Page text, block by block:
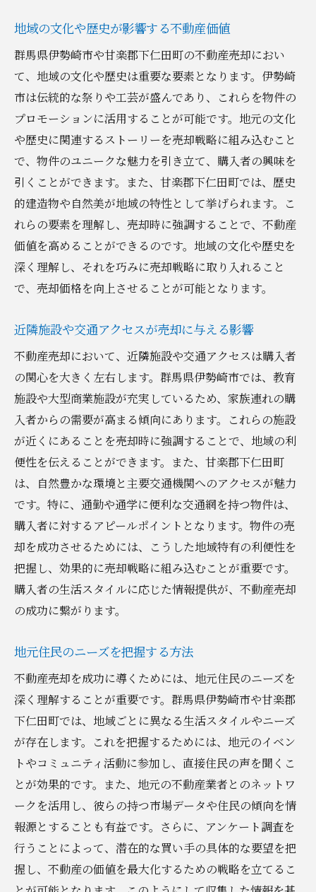
地域特有の魅力を伝える売却活動
不動産売却成功者の体験談
甘楽郡下仁田町での最高条件での不動産売却を
実現する方法
地元特性を最大限に生かした売却テクニッ
ク
購入者に響く不動産魅力の伝え方
不動産価値を向上させるリフォームのアイ
デア
売却条件を有利にする価格設定
購入者の注目を集める広告戦略
地元業者との協力で売却を成功させる
影響
信頼できる不動産会社の選び方
地元業者との連携がもたらすメリット
プロフェッショナルの意見を活かす方法
不動産会社との関係構築の重要性
売却プロセスを円滑に進める連携術
地元に精通した業者が提供する最新情報
プロが教える伊勢崎市と甘楽郡下仁田町の不動
産売却ステップ
売却手続きをスムーズに進めるための準備
査定から売却完了までの流れを理解する
法律面で注意すべきポイント
プロのサポートを受けて売却を成功させる
売却後のフォローアップで信頼関係を築く
不動産売却を成功させるための市場価値の最大
化方法
物件の魅力を引き出すためのリフォーム
競合物件との差別化ポイントを見つける
市場価値を高めるためのプロのアドバイス
購入者の興味を引くためのプレゼンテーシ
ョン方法
不動産の価値を上げるための小さな工夫
売却前に知っておきたい価格設定のテクニ
地域の文化や歴史が影響する不動産価値
群馬県伊勢崎市や甘楽郡下仁田町の不動産売却におい
て、地域の文化や歴史は重要な要素となります。伊勢崎
市は伝統的な祭りや工芸が盛んであり、これらを物件の
プロモーションに活用することが可能です。地元の文化
や歴史に関連するストーリーを売却戦略に組み込むこと
で、物件のユニークな魅力を引き立て、購入者の興味を
引くことができます。また、甘楽郡下仁田町では、歴史
的建造物や自然美が地域の特性として挙げられます。こ
れらの要素を理解し、売却時に強調することで、不動産
価値を高めることができるのです。地域の文化や歴史を
深く理解し、それを巧みに売却戦略に取り入れること
で、売却価格を向上させることが可能となります。
近隣施設や交通アクセスが売却に与える影響
不動産売却において、近隣施設や交通アクセスは購入者
の関心を大きく左右します。群馬県伊勢崎市では、教育
施設や大型商業施設が充実しているため、家族連れの購
入者からの需要が高まる傾向にあります。これらの施設
が近くにあることを売却時に強調することで、地域の利
便性を伝えることができます。また、甘楽郡下仁田町
は、自然豊かな環境と主要交通機関へのアクセスが魅力
です。特に、通勤や通学に便利な交通網を持つ物件は、
購入者に対するアピールポイントとなります。物件の売
却を成功させるためには、こうした地域特有の利便性を
把握し、効果的に売却戦略に組み込むことが重要です。
購入者の生活スタイルに応じた情報提供が、不動産売却
の成功に繋がります。
地元住民のニーズを把握する方法
不動産売却を成功に導くためには、地元住民のニーズを
深く理解することが重要です。群馬県伊勢崎市や甘楽郡
下仁田町では、地域ごとに異なる生活スタイルやニーズ
が存在します。これを把握するためには、地元のイベン
トやコミュニティ活動に参加し、直接住民の声を聞くこ
とが効果的です。また、地元の不動産業者とのネットワ
ークを活用し、彼らの持つ市場データや住民の傾向を情
報源とすることも有益です。さらに、アンケート調査を
行うことによって、潜在的な買い手の具体的な要望を把
握し、不動産の価値を最大化するための戦略を立てるこ